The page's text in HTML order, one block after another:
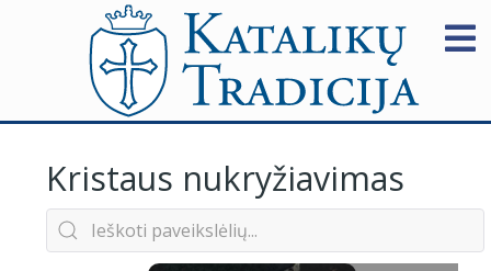
Kristaus nukryžiavimas